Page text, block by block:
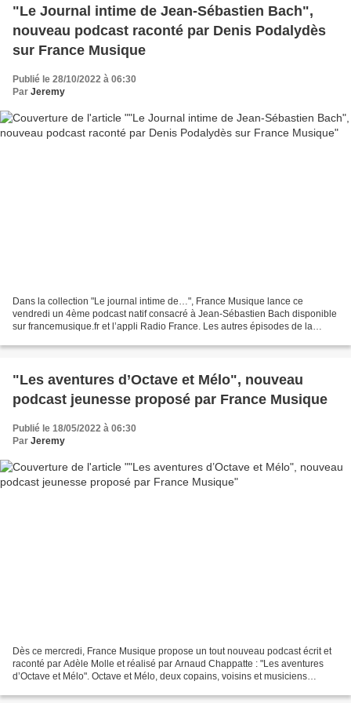
"Le Journal intime de Jean-Sébastien Bach",
nouveau podcast raconté par Denis Podalydès
sur France Musique
Publié le 28/10/2022 à 06:30
Par Jeremy
Dans la collection "Le journal intime de…", France Musique lance ce
vendredi un 4ème podcast natif consacré à Jean-Sébastien Bach disponible
sur francemusique.fr et l’appli Radio France. Les autres épisodes de la
"Les aventures d’Octave et Mélo", nouveau
podcast jeunesse proposé par France Musique
Publié le 18/05/2022 à 06:30
Par Jeremy
Dès ce mercredi, France Musique propose un tout nouveau podcast écrit et
raconté par Adèle Molle et réalisé par Arnaud Chappatte : "Les aventures
d’Octave et Mélo". Octave et Mélo, deux copains, voisins et musiciens